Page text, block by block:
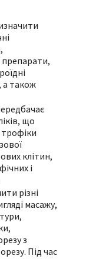
препарати,
а також
що
клітин,
і
різні
масажу,
з
Під час